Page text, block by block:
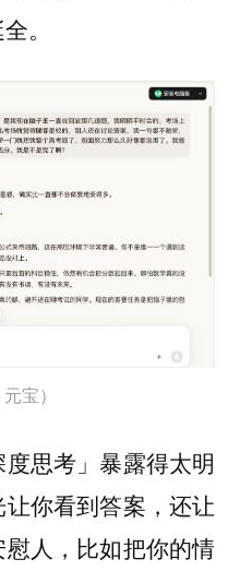
。
宝）
思考」暴露得太明
你看到答案，还让
人，比如把你的情